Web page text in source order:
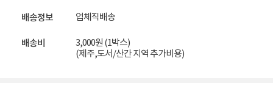
배송정보 업체직배송
배송비
3,000원 (1박스)
(제주,도서/산간 지역 추가비용)